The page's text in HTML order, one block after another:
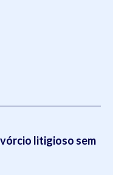
litigioso sem